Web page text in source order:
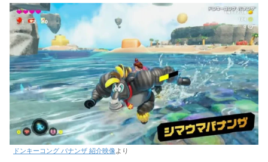
ドンキーコング バナンザ 紹介映像 より